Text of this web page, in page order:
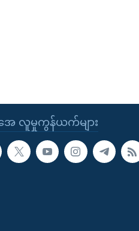
ေ လူမှုကွန်ယက်များ